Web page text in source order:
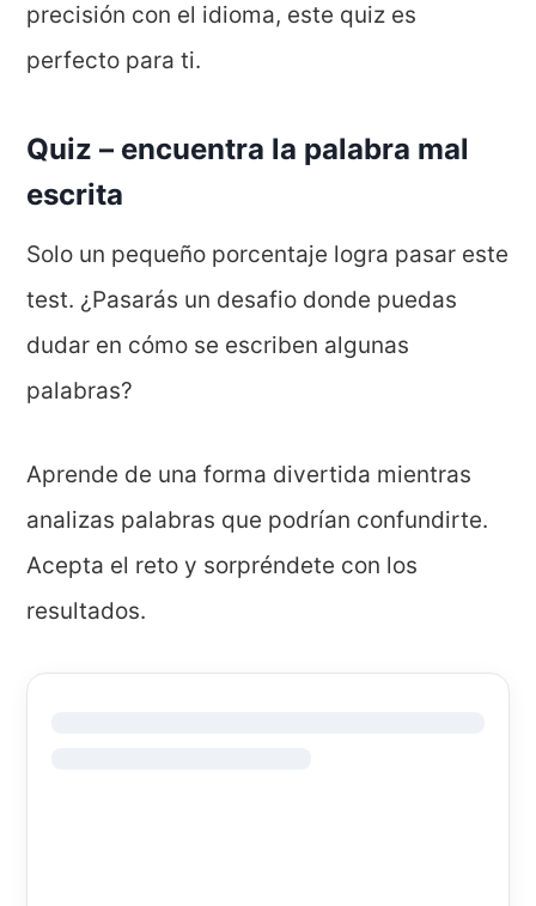
precisión con el idioma, este quiz es
perfecto para ti.
Quiz – encuentra la palabra mal
escrita
Solo un pequeño porcentaje logra pasar este
test. ¿Pasarás un desafio donde puedas
dudar en cómo se escriben algunas
palabras?
Aprende de una forma divertida mientras
analizas palabras que podrían confundirte.
Acepta el reto y sorpréndete con los
resultados.